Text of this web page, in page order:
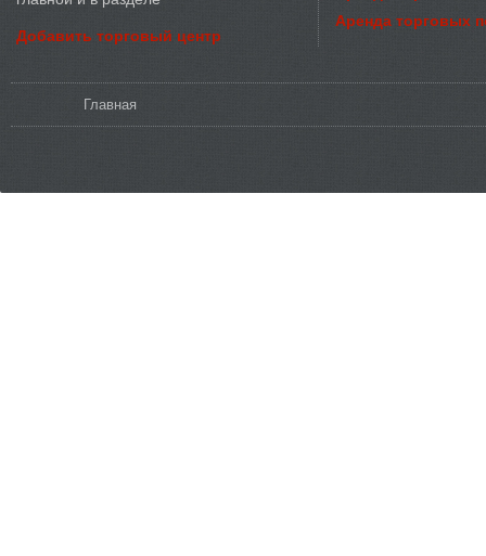
Добавить торговый центр
Аренда торговых
Главная